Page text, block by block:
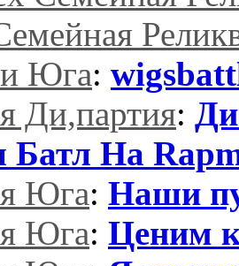
Юга:
Ди,партия:
Батл На
Юга: Наши
Юга: Ценим